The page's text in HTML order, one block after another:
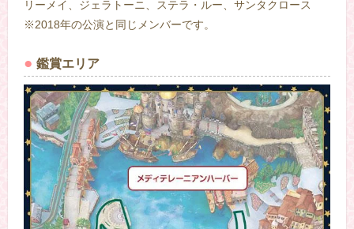
リーメイ、ジェラトーニ、ステラ・ルー、サンタクロース
※2018年の公演と同じメンバーです。
鑑賞エリア